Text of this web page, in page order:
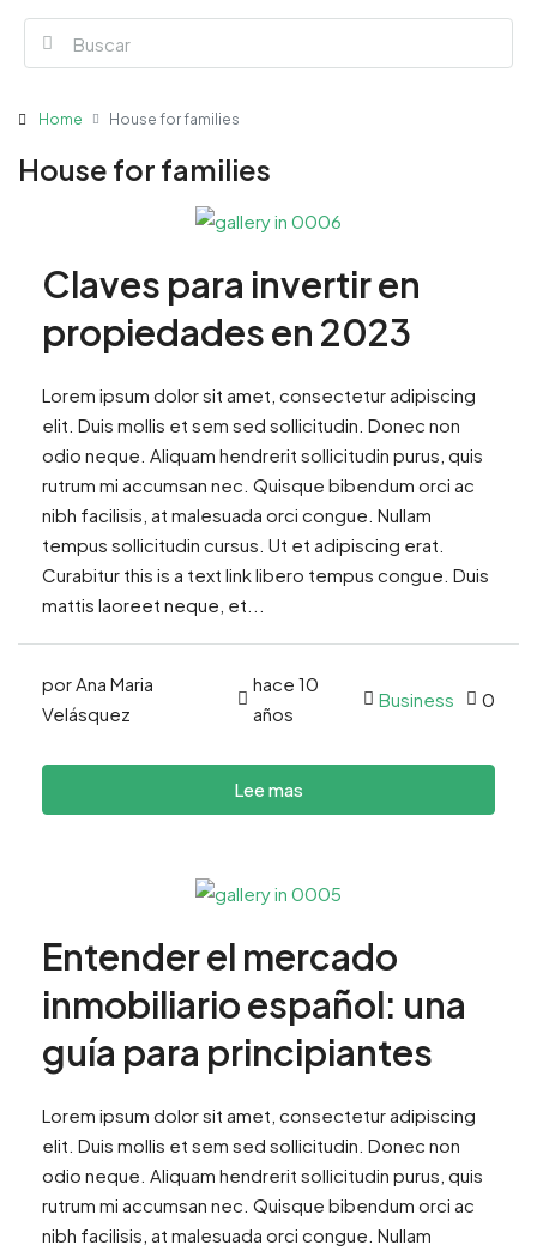
Home House for families
House for families
Claves para invertir en
propiedades en 2023
Lorem ipsum dolor sit amet, consectetur adipiscing
elit. Duis mollis et sem sed sollicitudin. Donec non
odio neque. Aliquam hendrerit sollicitudin purus, quis
rutrum mi accumsan nec. Quisque bibendum orci ac
nibh facilisis, at malesuada orci congue. Nullam
tempus sollicitudin cursus. Ut et adipiscing erat.
Curabitur this is a text link libero tempus congue. Duis
mattis laoreet neque, et...
por Ana Maria
Velásquez
hace 10
años
Business 0
Lee mas
Entender el mercado
inmobiliario español: una
guía para principiantes
Lorem ipsum dolor sit amet, consectetur adipiscing
elit. Duis mollis et sem sed sollicitudin. Donec non
odio neque. Aliquam hendrerit sollicitudin purus, quis
rutrum mi accumsan nec. Quisque bibendum orci ac
nibh facilisis, at malesuada orci congue. Nullam